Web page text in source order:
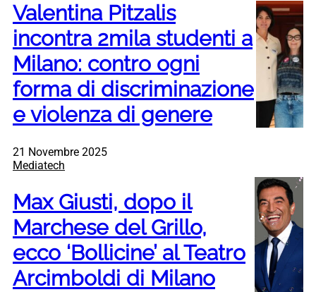
Valentina Pitzalis
incontra 2mila studenti a
Milano: contro ogni
forma di discriminazione
e violenza di genere
21 Novembre 2025
Mediatech
Max Giusti, dopo il
Marchese del Grillo,
ecco ‘Bollicine’ al Teatro
Arcimboldi di Milano